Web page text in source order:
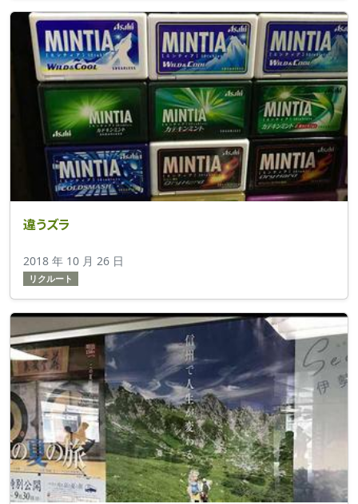
違うズラ
2018 年 10 月 26 日
リクルート